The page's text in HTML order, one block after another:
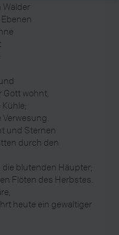
Gott wohnt,
und Sternen
durch den
blutenden Häupter;
Flöten des Herbstes.
heute ein gewaltiger